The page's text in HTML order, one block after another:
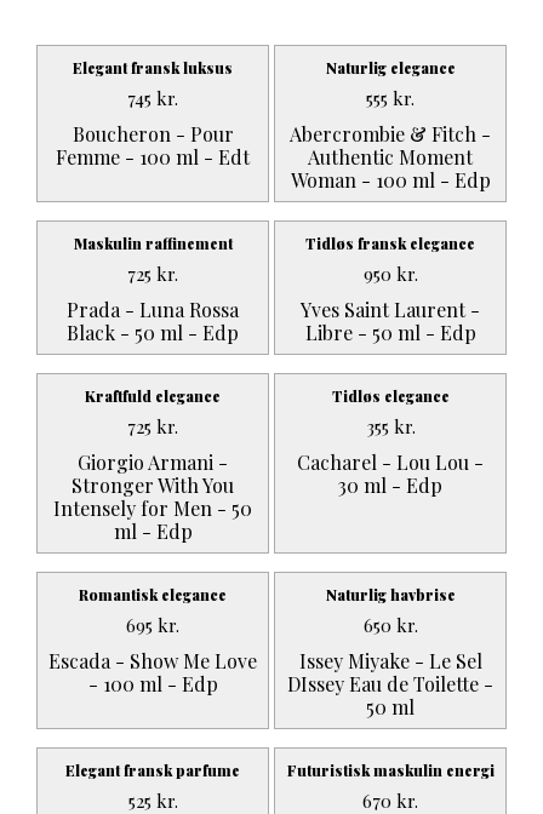
Elegant fransk luksus
Boucheron - Pour
Femme - 100 ml - Edt
745 kr.
Naturlig elegance
Abercrombie & Fitch -
Authentic Moment
Woman - 100 ml - Edp
555 kr.
Maskulin raffinement
Prada - Luna Rossa
Black - 50 ml - Edp
725 kr.
Tidløs fransk elegance
Yves Saint Laurent -
Libre - 50 ml - Edp
950 kr.
Kraftfuld elegance
Giorgio Armani -
Stronger With You
Intensely for Men - 50
ml - Edp
725 kr.
Tidløs elegance
Cacharel - Lou Lou -
30 ml - Edp
355 kr.
Romantisk elegance
Escada - Show Me Love
- 100 ml - Edp
695 kr.
Naturlig havbrise
Issey Miyake - Le Sel
DIssey Eau de Toilette -
50 ml
650 kr.
Elegant fransk parfume
525 kr.
Futuristisk maskulin energi
670 kr.